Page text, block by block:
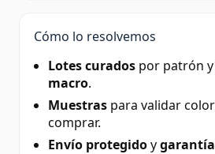
Cómo lo resolvemos
Lotes curados por patrón
macro.
Muestras para validar
comprar.
Envío protegidoy